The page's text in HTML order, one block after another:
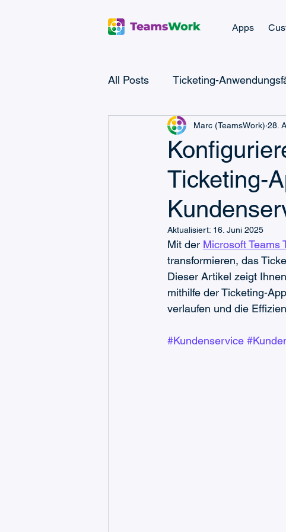
Apps
All Posts Ticketing-
Microsoft Teams Checklist
Microsoft Power Platform
Ticketing-
Marc (TeamsWork) 28.
Aktualisiert: 16. Juni 2025
Mit der Microsoft Teams
transformieren, das
Dieser Artikel zeigt
mithilfe der Ticketing-
verlaufen und die
#Kundenservice